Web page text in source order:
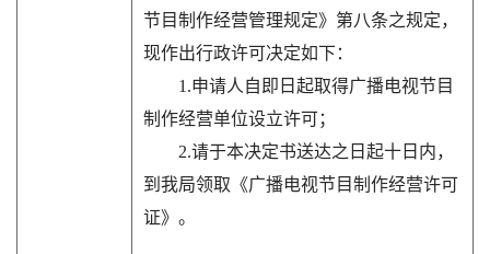
节目制作经营管理规定》第八条之规定，
现作出行政许可决定如下：
1.申请人自即日起取得广播电视节目
制作经营单位设立许可；
2.请于本决定书送达之日起十日内，
到我局领取《广播电视节目制作经营许可
证》。